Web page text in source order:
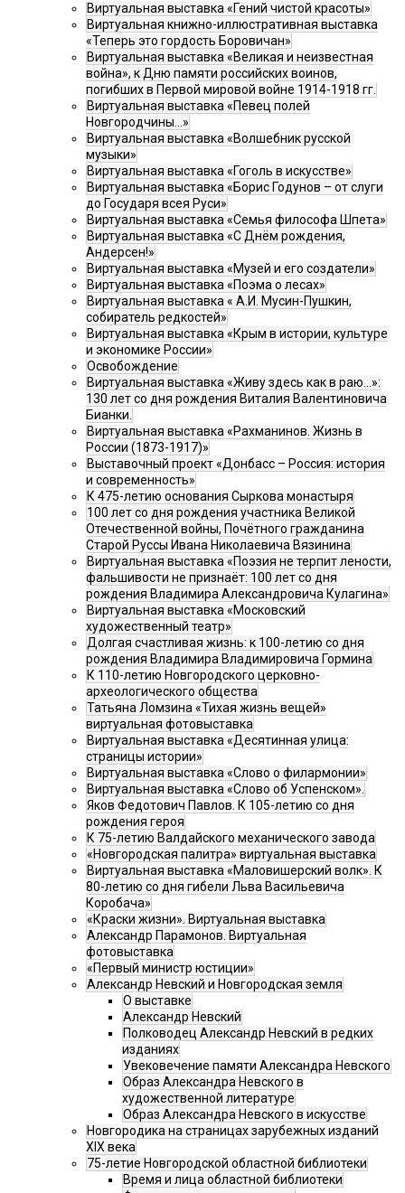
Виртуальная выставка «Гений чистой красоты»
Виртуальная книжно-иллюстративная выставка
«Теперь это гордость Боровичан»
Виртуальная выставка «Великая и неизвестная
война», к Дню памяти российских воинов,
погибших в Первой мировой войне 1914-1918 гг.
Виртуальная выставка «Певец полей
Новгородчины…»
Виртуальная выставка «Волшебник русской
музыки»
Виртуальная выставка «Гоголь в искусстве»
Виртуальная выставка «Борис Годунов – от слуги
до Государя всея Руси»
Виртуальная выставка «Семья философа Шпета»
Виртуальная выставка «С Днём рождения,
Андерсен!»
Виртуальная выставка «Музей и его создатели»
Виртуальная выставка «Поэма о лесах»
Виртуальная выставка « А.И. Мусин-Пушкин,
собиратель редкостей»
Виртуальная выставка «Крым в истории, культуре
и экономике России»
Освобождение
Виртуальная выставка «Живу здесь как в раю…»:
130 лет со дня рождения Виталия Валентиновича
Бианки.
Виртуальная выставка «Рахманинов. Жизнь в
России (1873-1917)»
Выставочный проект «Донбасс – Россия: история
и современность»
К 475-летию основания Сыркова монастыря
100 лет со дня рождения участника Великой
Отечественной войны, Почётного гражданина
Старой Руссы Ивана Николаевича Вязинина
Виртуальная выставка «Поэзия не терпит лености,
фальшивости не признаёт: 100 лет со дня
рождения Владимира Александровича Кулагина»
Виртуальная выставка «Московский
художественный театр»
Долгая счастливая жизнь: к 100-летию со дня
рождения Владимира Владимировича Гормина
К 110-летию Новгородского церковно-
археологического общества
Татьяна Ломзина «Тихая жизнь вещей»
виртуальная фотовыставка
Виртуальная выставка «Десятинная улица:
страницы истории»
Виртуальная выставка «Слово о филармонии»
Виртуальная выставка «Слово об Успенском».
Яков Федотович Павлов. К 105-летию со дня
рождения героя
К 75-летию Валдайского механического завода
«Новгородская палитра» виртуальная выставка
Виртуальная выставка «Маловишерский волк». К
80-летию со дня гибели Льва Васильевича
Коробача»
«Краски жизни». Виртуальная выставка
Александр Парамонов. Виртуальная
фотовыставка
«Первый министр юстиции»
Александр Невский и Новгородская земля
О выставке
Александр Невский
Полководец Александр Невский в редких
изданиях
Увековечение памяти Александра Невского
Образ Александра Невского в
художественной литературе
Образ Александра Невского в искусстве
Новгородика на страницах зарубежных изданий
XIX века
75-летие Новгородской областной библиотеки
Время и лица областной библиотеки